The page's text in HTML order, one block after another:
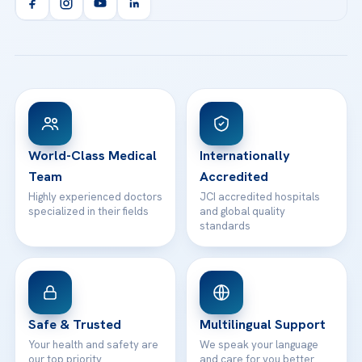
Acibadem Kartal Hospital
Health Library
Patient Rights
Contact
info@acibademhealthpoint.com
Email us
WhatsApp Support
World-Class Medical
Team
Highly experienced doctors
specialized in their fields
Internationally
Accredited
JCI accredited hospitals
and global quality
standards
Safe & Trusted
Your health and safety are
our top priority
Multilingual Support
We speak your language
and care for you better